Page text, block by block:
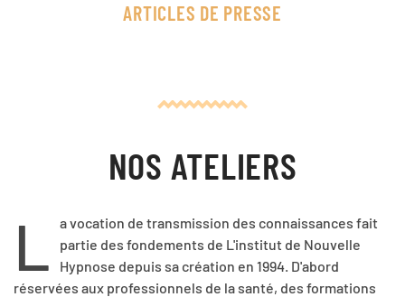
ARTICLES DE PRESSE
NOS ATELIERS
L
a vocation de transmission des connaissances fait
partie des fondements de L'institut de Nouvelle
Hypnose depuis sa création en 1994. D'abord
réservées aux professionnels de la santé, des formations